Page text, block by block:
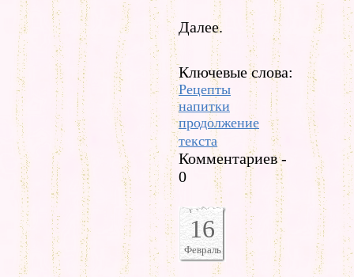
Далее.
Ключевые слова:
Рецепты
напитки
продолжение
текста
Комментариев -
0
16
Февраль